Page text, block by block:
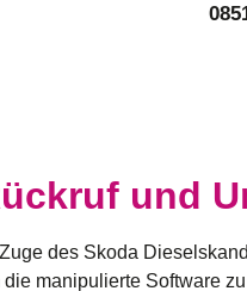
und
Zuge des Skoda
die manipulierte Software